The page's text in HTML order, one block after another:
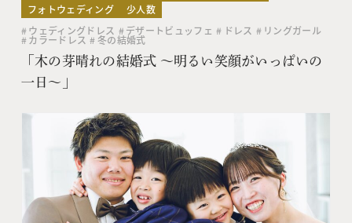
フォトウェディング
少人数
ウェディングドレス
デザートビュッフェ ドレス リングガール
カラードレス
冬の結婚式
「木の芽晴れの結婚式 〜明るい笑顔がいっぱいの
一日〜」